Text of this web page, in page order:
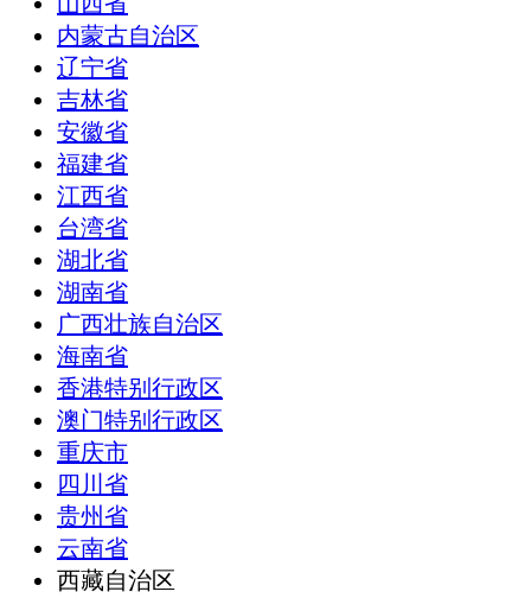
内蒙古自治区
辽宁省
吉林省
安徽省
福建省
江西省
台湾省
湖北省
湖南省
广西壮族自治区
海南省
香港特别行政区
澳门特别行政区
重庆市
四川省
贵州省
云南省
西藏自治区